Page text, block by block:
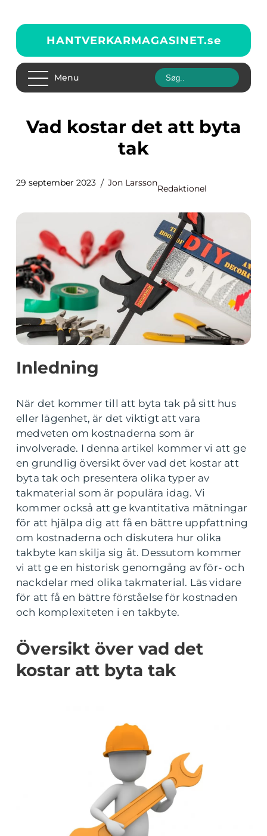
HANTVERKARMAGASINET.se
Menu
Vad kostar det att byta
tak
29 september 2023 Jon Larsson
Redaktionel
Inledning
När det kommer till att byta tak på sitt hus
eller lägenhet, är det viktigt att vara
medveten om kostnaderna som är
involverade. I denna artikel kommer vi att ge
en grundlig översikt över vad det kostar att
byta tak och presentera olika typer av
takmaterial som är populära idag. Vi
kommer också att ge kvantitativa mätningar
för att hjälpa dig att få en bättre uppfattning
om kostnaderna och diskutera hur olika
takbyte kan skilja sig åt. Dessutom kommer
vi att ge en historisk genomgång av för- och
nackdelar med olika takmaterial. Läs vidare
för att få en bättre förståelse för kostnaden
och komplexiteten i en takbyte.
Översikt över vad det
kostar att byta tak